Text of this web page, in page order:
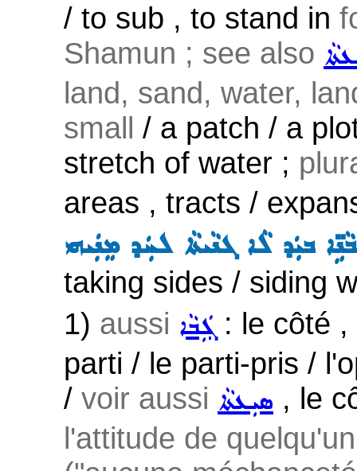
/ to sub , to stand in
Shamun ; see also
land, sand, water,
small / a patch / a
stretch of water ;
areas , tracts /
ܒܝܲܕ ܠܵܐ ܓܢܵܝܬܵܐ ܠܚܲܕ ܡܸܢܲܝܗܝ
taking sides / siding
1) aussi ܓܲܒܵܐ : le côté
parti / le parti-pris /
/ voir aussi ܣܝܼܥܬܵܐ , le
l'attitude de